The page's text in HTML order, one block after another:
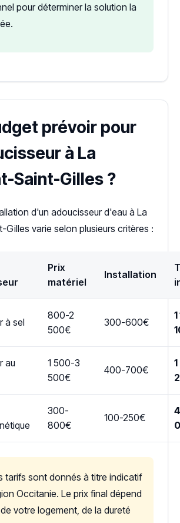
pour déterminer la solution la
prévoir pour
à La
Saint-Gilles ?
d'un adoucisseur d'eau à La
Gilles varie selon plusieurs critères :
Prix
matériel
Installation
à sel
800-2
500€
300-600€
au
1 500-3
500€
400-700€
300-
800€
100-250€
tarifs sont donnés à titre indicatif
Occitanie. Le prix final dépend
votre logement, de la dureté